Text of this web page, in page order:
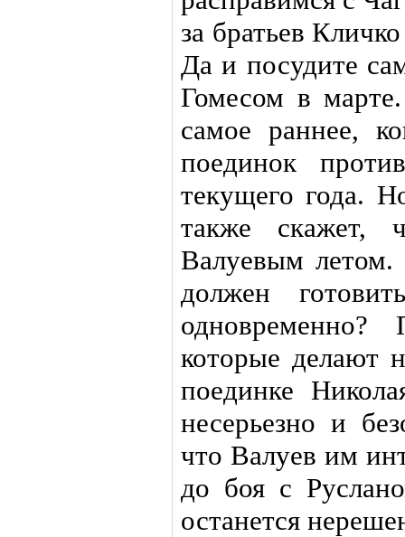
за братьев
Да и посудите
Гомесом в
самое раннее,
поединок
текущего года.
также скажет,
Валуевым летом.
должен
одновременно?
которые делают
поединке
несерьезно и
что Валуев им
до боя с
останется